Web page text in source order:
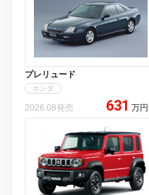
プレリュード
ホンダ
2026.08発売 631 万円